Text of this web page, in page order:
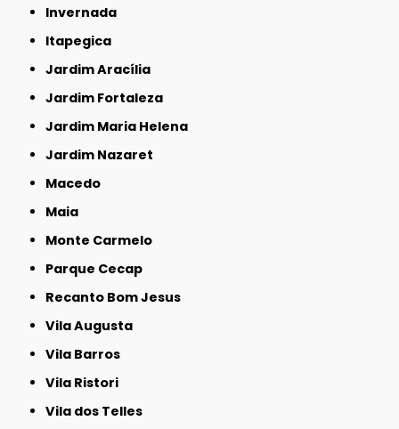
Invernada
Itapegica
Jardim Aracília
Jardim Fortaleza
Jardim Maria Helena
Jardim Nazaret
Macedo
Maia
Monte Carmelo
Parque Cecap
Recanto Bom Jesus
Vila Augusta
Vila Barros
Vila Ristori
Vila dos Telles